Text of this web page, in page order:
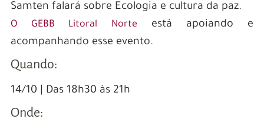
Samten falará sobre Ecologia e cultura da paz.
O GEBB Litoral Norte está apoiando e
acompanhando esse evento.
Quando:
14/10 | Das 18h30 às 21h
Onde: